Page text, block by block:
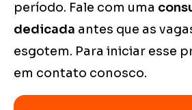
período. Fale com uma
dedicada antes que as
esgotem. Para iniciar esse
em contato conosco.